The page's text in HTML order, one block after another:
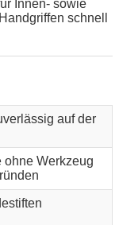
Innen- sowie
schnell
auf der
ohne Werkzeug